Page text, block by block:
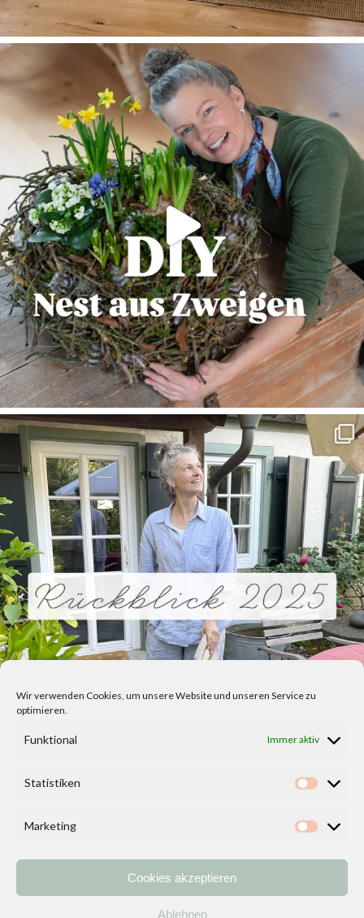
Wir verwenden Cookies, um unsere Website und unseren Service zu
optimieren.
Funktional Immer aktiv
Statistiken
Marketing
Cookies akzeptieren
Ablehnen
Kontakt